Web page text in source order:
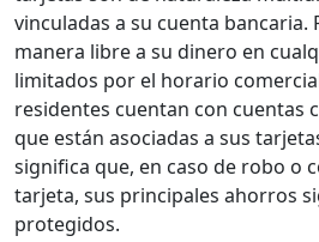
vinculadas a su cuenta bancaria.
manera libre a su dinero en
limitados por el horario
residentes cuentan con cuentas
que están asociadas a sus
significa que, en caso de robo o
tarjeta, sus principales ahorros
protegidos.